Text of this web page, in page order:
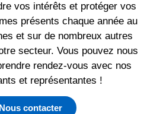
vos intérêts et protéger vos
présents chaque année au
et sur de nombreux autres
secteur. Vous pouvez nous
rendez-vous avec nos
et représentantes !
Nous contacter